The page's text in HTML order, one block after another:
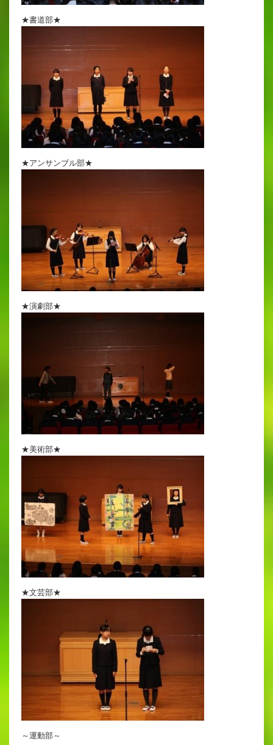
★書道部★
★アンサンブル部★
★演劇部★
★美術部★
★文芸部★
～運動部～
入試イベント情報
進路実績